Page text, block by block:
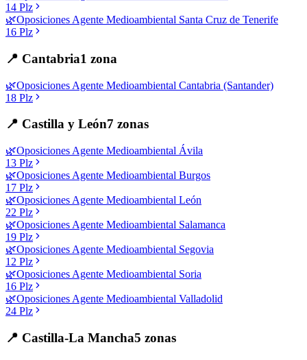
14 Plz
🌿Oposiciones Agente Medioambiental Santa Cruz de Tenerife
16 Plz
📍 Cantabria1 zona
🌿Oposiciones Agente Medioambiental Cantabria (Santander)
18 Plz
📍 Castilla y León7 zonas
🌿Oposiciones Agente Medioambiental Ávila
13 Plz
🌿Oposiciones Agente Medioambiental Burgos
17 Plz
🌿Oposiciones Agente Medioambiental León
22 Plz
🌿Oposiciones Agente Medioambiental Salamanca
19 Plz
🌿Oposiciones Agente Medioambiental Segovia
12 Plz
🌿Oposiciones Agente Medioambiental Soria
16 Plz
🌿Oposiciones Agente Medioambiental Valladolid
24 Plz
📍 Castilla-La Mancha5 zonas